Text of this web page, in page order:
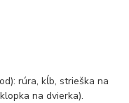
rúra, kĺb, strieška na
na dvierka).